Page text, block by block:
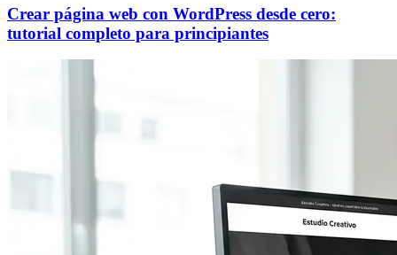
Crear página web con WordPress desde cero:
tutorial completo para principiantes